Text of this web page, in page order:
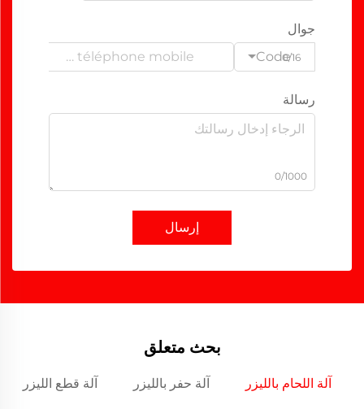
جوال
Code0/16
رسالة
0/1000
إرسال
بحث متعلق
آلة اللحام بالليزر آلة حفر بالليزر آلة قطع الليزر